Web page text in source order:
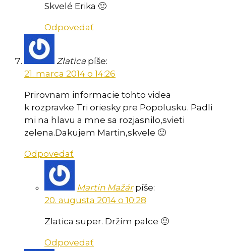
Skvelé Erika 🙂
Odpovedať
Zlatica píše:
21. marca 2014 o 14:26
Prirovnam informacie tohto videa
k rozpravke Tri oriesky pre Popolusku. Padli
mi na hlavu a mne sa rozjasnilo,svieti
zelena.Dakujem Martin,skvele 🙂
Odpovedať
Martin Mažár píše:
20. augusta 2014 o 10:28
Zlatica super. Držím palce 🙂
Odpovedať